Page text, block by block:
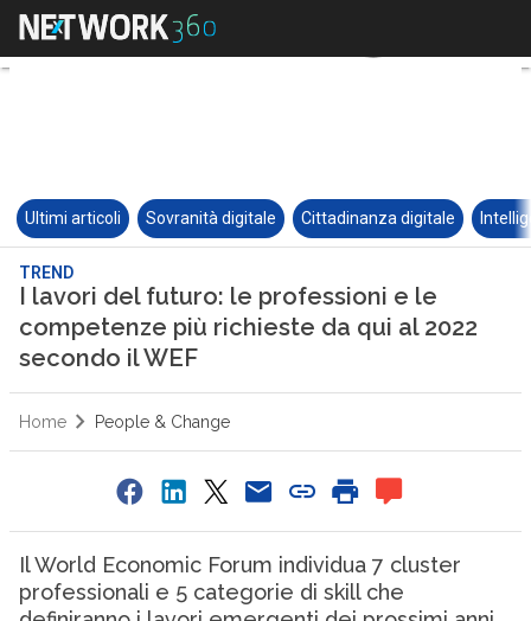
Ultimi articoli Sovranità digitale Cittadinanza digitale
TREND
I lavori del futuro: le professioni e le
competenze più richieste da qui al 2022
secondo il WEF
Home People & Change
Il World Economic Forum individua 7 cluster
professionali e 5 categorie di skill che